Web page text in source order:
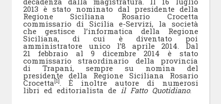
2013 è stato nominato dal presidente della
Regione Siciliana Rosario Crocetta
commissario di Sicilia e-Servizi, la società
che gestisce l’informatica della Regione
Siciliana, di cui è diventato poi
amministratore unico l’8 aprile 2014. Dal
21 febbraio al 9 dicembre 2014 è stato
commissario straordinario della provincia
di Trapani, sempre su nomina del
presidente della Regione Siciliana Rosario
Crocetta[1]. È inoltre autore di numerosi
libri ed editorialista de il Fatto Quotidiano.